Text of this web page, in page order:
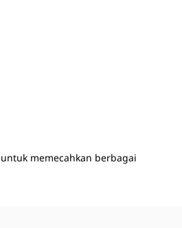
memecahkan berbagai